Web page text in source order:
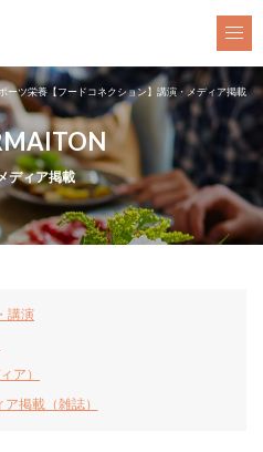
ーツ栄養【フードコネクション】講演・メディア掲載
ディア掲載
講演
ア）
ア掲載（雑誌）